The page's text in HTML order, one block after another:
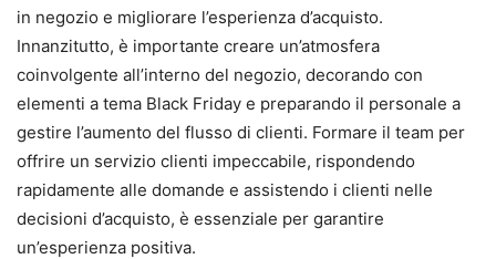
in negozio e migliorare l’esperienza d’acquisto.
Innanzitutto, è importante creare un’atmosfera
coinvolgente all’interno del negozio, decorando con
elementi a tema Black Friday e preparando il personale a
gestire l’aumento del flusso di clienti. Formare il team per
offrire un servizio clienti impeccabile, rispondendo
rapidamente alle domande e assistendo i clienti nelle
decisioni d’acquisto, è essenziale per garantire
un’esperienza positiva.